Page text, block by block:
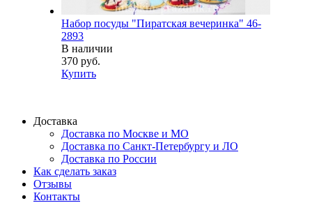
Набор посуды "Пиратская вечеринка" 46-
2893
В наличии
370 руб.
Купить
Доставка
Доставка по Москве и МО
Доставка по Санкт-Петербургу и ЛО
Доставка по России
Как сделать заказ
Отзывы
Контакты